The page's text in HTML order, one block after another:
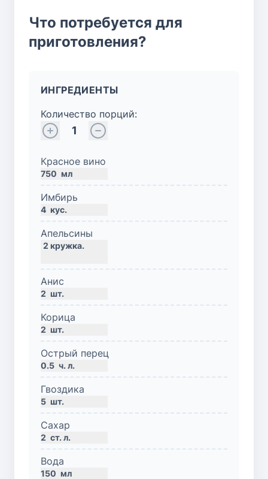
Что потребуется для
приготовления?
ИНГРЕДИЕНТЫ
Количество порций:
1
Красное вино
750 мл
Имбирь
4 кус.
Апельсины
Анис
2 шт.
Корица
2 шт.
Острый перец
0.5 ч. л.
Гвоздика
5 шт.
Сахар
2 ст. л.
Вода
150 мл